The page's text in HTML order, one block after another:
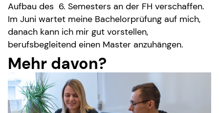
Aufbau des 6. Semesters an der FH verschaffen.
Im Juni wartet meine Bachelorprüfung auf mich,
danach kann ich mir gut vorstellen,
berufsbegleitend einen Master anzuhängen.
Mehr davon?